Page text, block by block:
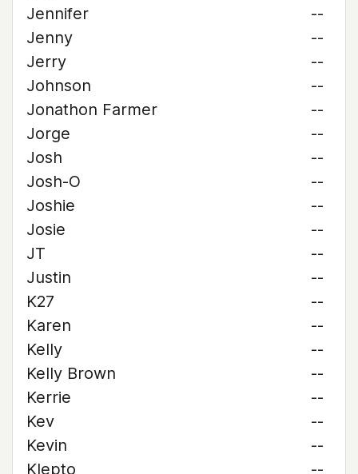
Jennifer
--
Jenny
--
Jerry
--
Johnson
--
Jonathon Farmer
--
Jorge
--
Josh
--
Josh-O
--
Joshie
--
Josie
--
JT
--
Justin
--
K27
--
Karen
--
Kelly
--
Kelly Brown
--
Kerrie
--
Kev
--
Kevin
--
Klepto
--